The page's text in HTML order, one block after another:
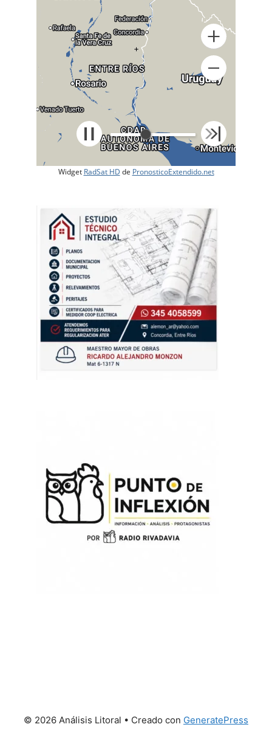
+
Widget RadSat HD de PronosticoExtendido.net
© 2026 Análisis Litoral • Creado con GeneratePress